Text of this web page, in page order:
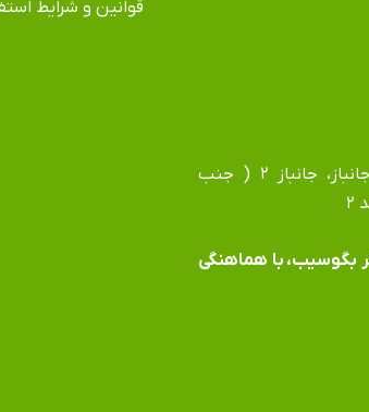
قوانین و شرایط
آدرس دفتر: مشهد، بلوار فردوسی، بلوار جانباز، جانباز ۲ ( جنب
بگوسیب، با هماهنگی